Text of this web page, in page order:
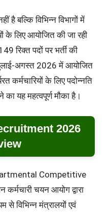
है बल्कि विभिन्न विभागों में
के लिए आयोजित की जा रही
रिक्त पदों पर भर्ती की
अगस्त 2026 में आयोजित
कर्मचारियों के लिए पदोन्नति
यह महत्वपूर्ण मौका है।
2026
Competitive
चयन आयोग द्वारा
से विभिन्न मंत्रालयों एवं